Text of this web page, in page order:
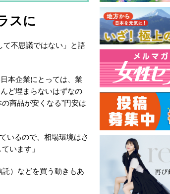
スに
て不思議ではない」と語
本企業にとっては、業
ど埋まらないはずなの
商品が安くなる”円安は
いるので、相場環境はさ
います」
）などを買う動きもあ